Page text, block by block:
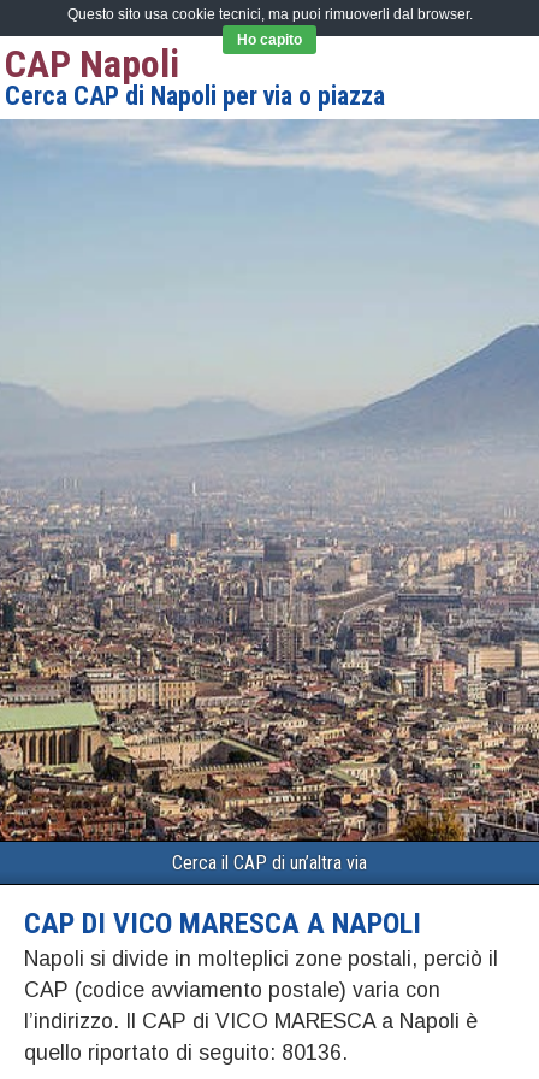
CAP Napoli
Cerca CAP di Napoli per via o piazza
Cerca il CAP di un’altra via
CAP DI VICO MARESCA A NAPOLI
Napoli si divide in molteplici zone postali, perciò il
CAP (codice avviamento postale) varia con
l’indirizzo. Il CAP di VICO MARESCA a Napoli è
quello riportato di seguito: 80136.
Questo sito usa cookie tecnici, ma puoi rimuoverli dal browser.
Ho capito